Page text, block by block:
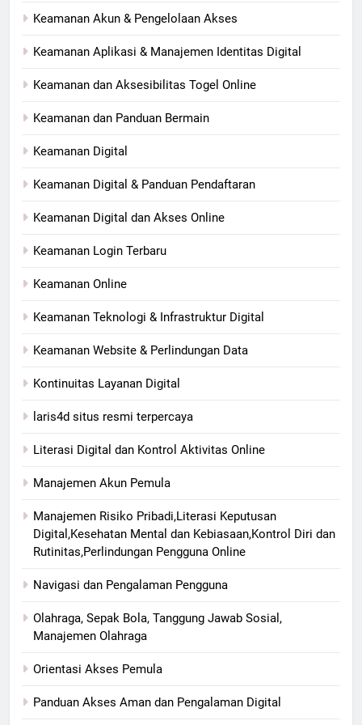
Keamanan Akun & Pengelolaan Akses
Keamanan Aplikasi & Manajemen Identitas Digital
Keamanan dan Aksesibilitas Togel Online
Keamanan dan Panduan Bermain
Keamanan Digital
Keamanan Digital & Panduan Pendaftaran
Keamanan Digital dan Akses Online
Keamanan Login Terbaru
Keamanan Online
Keamanan Teknologi & Infrastruktur Digital
Keamanan Website & Perlindungan Data
Kontinuitas Layanan Digital
laris4d situs resmi terpercaya
Literasi Digital dan Kontrol Aktivitas Online
Manajemen Akun Pemula
Manajemen Risiko Pribadi,Literasi Keputusan
Digital,Kesehatan Mental dan Kebiasaan,Kontrol Diri dan
Rutinitas,Perlindungan Pengguna Online
Navigasi dan Pengalaman Pengguna
Olahraga, Sepak Bola, Tanggung Jawab Sosial,
Manajemen Olahraga
Orientasi Akses Pemula
Panduan Akses Aman dan Pengalaman Digital